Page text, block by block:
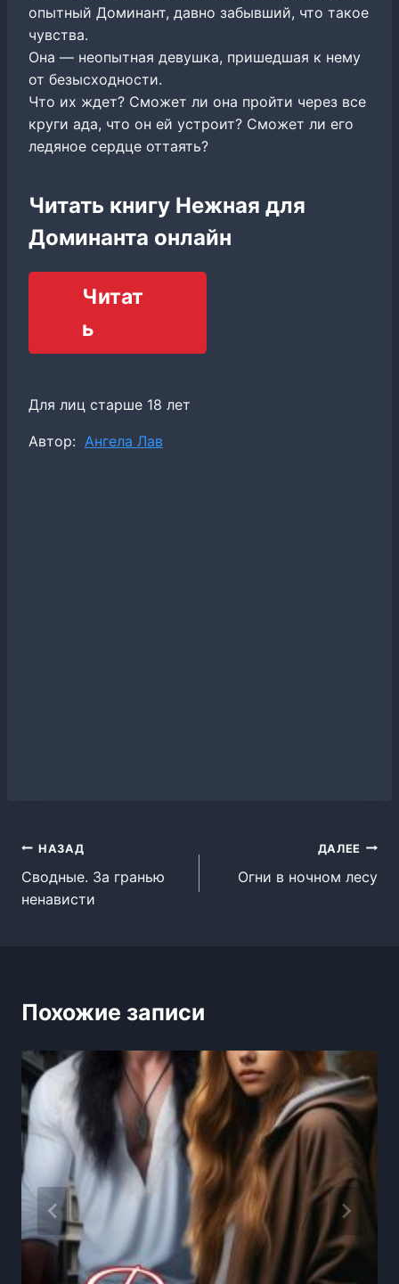
опытный Доминант, давно забывший, что такое
чувства.
Она — неопытная девушка, пришедшая к нему
от безысходности.
Что их ждет? Сможет ли она пройти через все
круги ада, что он ей устроит? Сможет ли его
ледяное сердце оттаять?
Читать книгу Нежная для
Доминанта онлайн
Читат
ь
Для лиц старше 18 лет
Метки
Автор: Ангела Лав
Навигация
по
НАЗАД
Сводные. За гранью
ненависти
ДАЛЕЕ
Огни в ночном лесу
Похожие записи